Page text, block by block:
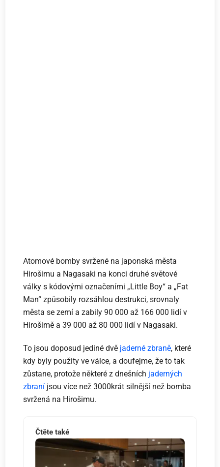
Atomové bomby svržené na japonská města
Hirošimu a Nagasaki na konci druhé světové
války s kódovými označeními „Little Boy“ a „Fat
Man“ způsobily rozsáhlou destrukci, srovnaly
města se zemí a zabily 90 000 až 166 000 lidí v
Hirošimě a 39 000 až 80 000 lidí v Nagasaki.
To jsou doposud jediné dvě jaderné zbraně, které
kdy byly použity ve válce, a doufejme, že to tak
zůstane, protože některé z dnešních jaderných
zbraní jsou více než 3000krát silnější než bomba
svržená na Hirošimu.
Čtěte také